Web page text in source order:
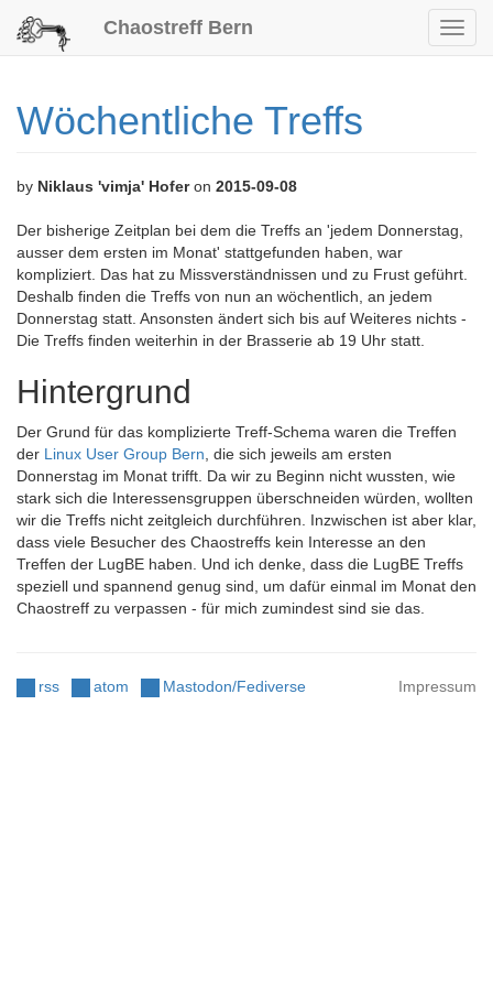
Chaostreff Bern
Wöchentliche Treffs
by Niklaus 'vimja' Hoferon 2015-09-08
Der bisherige Zeitplan bei dem die Treffs an 'jedem Donnerstag,
ausser dem ersten im Monat' stattgefunden haben, war
kompliziert. Das hat zu Missverständnissen und zu Frust geführt.
Deshalb finden die Treffs von nun an wöchentlich, an jedem
Donnerstag statt. Ansonsten ändert sich bis auf Weiteres nichts -
Die Treffs finden weiterhin in der Brasserie ab 19 Uhr statt.
Hintergrund
Der Grund für das komplizierte Treff-Schema waren die Treffen
der Linux User Group Bern , die sich jeweils am ersten
Donnerstag im Monat trifft. Da wir zu Beginn nicht wussten, wie
stark sich die Interessensgruppen überschneiden würden, wollten
wir die Treffs nicht zeitgleich durchführen. Inzwischen ist aber klar,
dass viele Besucher des Chaostreffs kein Interesse an den
Treffen der LugBE haben. Und ich denke, dass die LugBE Treffs
speziell und spannend genug sind, um dafür einmal im Monat den
Chaostreff zu verpassen - für mich zumindest sind sie das.
rss atom Mastodon/Fediverse Impressum